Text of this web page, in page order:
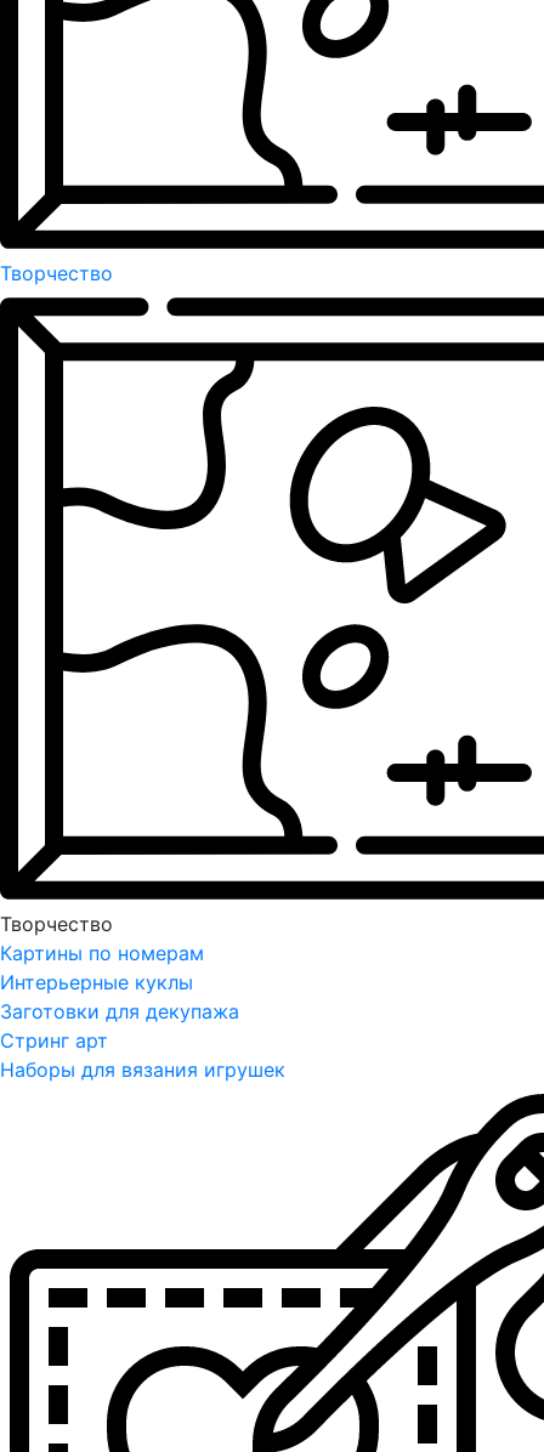
Творчество
Творчество
Картины по номерам
Интерьерные куклы
Заготовки для декупажа
Стринг арт
Наборы для вязания игрушек